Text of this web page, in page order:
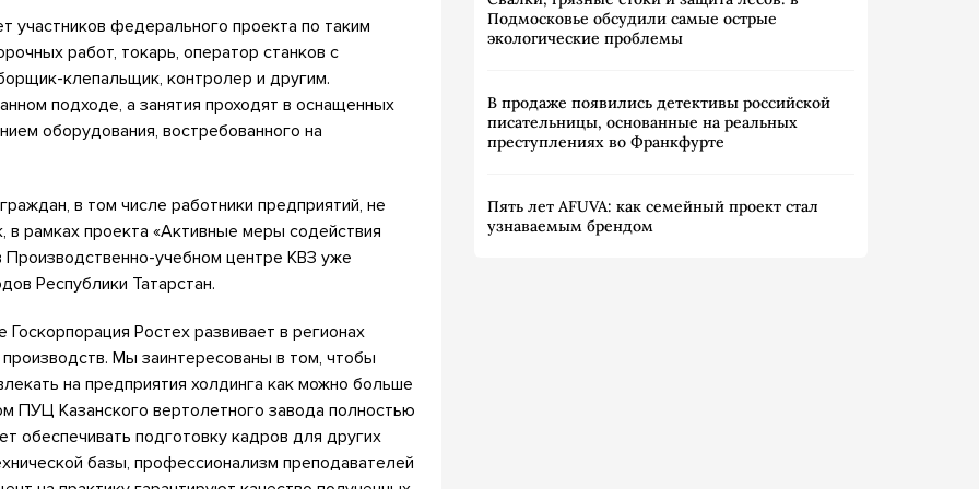
участников федерального проекта по таким
работ, токарь, оператор станков с
клепальщик, контролер и другим.
подходе, а занятия проходят в оснащенных
оборудования, востребованного на
в том числе работники предприятий, не
в рамках проекта «Активные меры содействия
учебном центре КВЗ уже
Республики Татарстан.
Ростех развивает в регионах
Мы заинтересованы в том, чтобы
на предприятия холдинга как можно больше
ПУЦ Казанского вертолетного завода полностью
обеспечивать подготовку кадров для других
базы, профессионализм преподавателей
Подмосковье обсудили самые острые
экологические проблемы
В продаже появились детективы российской
писательницы, основанные на реальных
преступлениях во Франкфурте
Пять лет AFUVA: как семейный проект стал
узнаваемым брендом